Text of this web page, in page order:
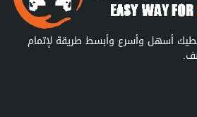
أسهل وأسرع وأبسط طريقة لإتمام